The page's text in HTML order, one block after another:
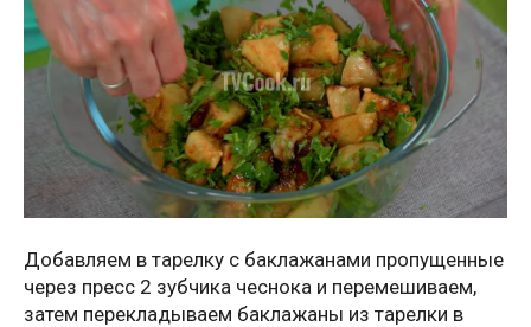
Добавляем в тарелку с баклажанами пропущенные
через пресс 2 зубчика чеснока и перемешиваем,
затем перекладываем баклажаны из тарелки в